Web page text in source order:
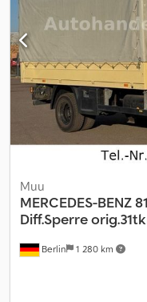
Berlin 1 280 km
Muu
MERCEDES-BENZ
Diff.Sperre